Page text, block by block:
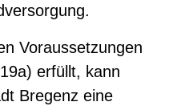
Voraussetzungen
erfüllt, kann
Bregenz eine